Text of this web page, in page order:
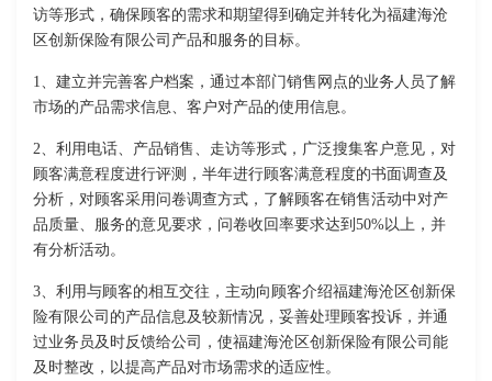
访等形式，确保顾客的需求和期望得到确定并转化为福建海沧
区创新保险有限公司产品和服务的目标。
1、建立并完善客户档案，通过本部门销售网点的业务人员了解
市场的产品需求信息、客户对产品的使用信息。
2、利用电话、产品销售、走访等形式，广泛搜集客户意见，对
顾客满意程度进行评测，半年进行顾客满意程度的书面调查及
分析，对顾客采用问卷调查方式，了解顾客在销售活动中对产
品质量、服务的意见要求，问卷收回率要求达到50%以上，并
有分析活动。
3、利用与顾客的相互交往，主动向顾客介绍福建海沧区创新保
险有限公司的产品信息及较新情况，妥善处理顾客投诉，并通
过业务员及时反馈给公司，使福建海沧区创新保险有限公司能
及时整改，以提高产品对市场需求的适应性。